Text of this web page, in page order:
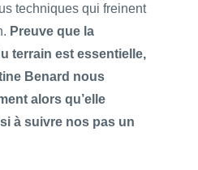
techniques qui freinent
Preuve que la
terrain est essentielle,
Benard nous
alors qu’elle
à suivre nos pas un